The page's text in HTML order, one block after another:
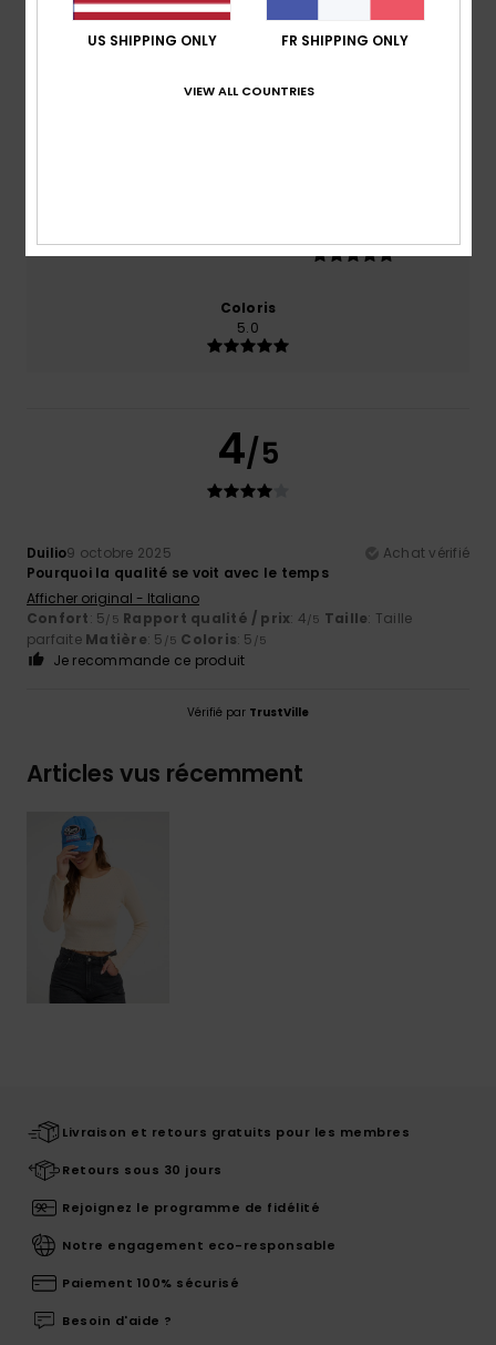
basé sur1 avis vérifiés
depuis octobre 2025
Trop petit Trop grand
Coloris
5.0
4/5
Duilio9 octobre 2025
Achat vérifié
Pourquoi la qualité se voit avec le temps
Afficher original - Italiano
Confort: 5/5 Rapport qualité / prix: 4/5 Taille: Taille
parfaite Matière: 5 /5 Coloris: 5 /5
Je recommande ce produit
Vérifié par TrustVille
Articles vus récemment
Livraison et retours gratuits pour les membres
Retours sous 30 jours
Rejoignez le programme de fidélité
Notre engagement eco-responsable
Paiement 100% sécurisé
Besoin d'aide ?
US SHIPPING ONLY FR SHIPPING ONLY
VIEW ALL COUNTRIES